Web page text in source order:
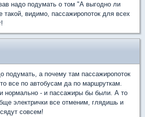
надо подумать о том "А выгодно ли
такой, видимо, пассажиропоток для всех
подумать, а почему там пассажиропоток
все по автобусам да по маршруткам.
нормально - и пассажиры бы были. А то
электрички все отменим, глядишь и
совсем!